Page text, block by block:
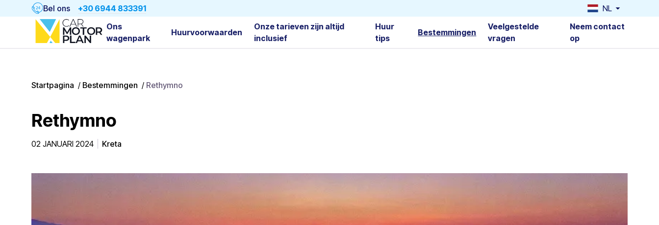
Bel ons +30 6944 833391
NL
Ons
wagenpark
Huurvoorwaarden
Onze tarieven zijn altijd
inclusief
Huur
tips
Bestemmingen
Veelgestelde
vragen
Neem contact
op
Startpagina / Bestemmingen / Rethymno
Rethymno
02 JANUARI 2024 Kreta